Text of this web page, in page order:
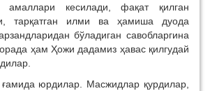
амаллари кесилади, фақат қилган
тарқатган илми ва ҳамиша дуода
бўладиган савобларгина
ҳам Ҳожи дадамиз ҳавас қилгудай
юрдилар. Масжидлар қурдилар,